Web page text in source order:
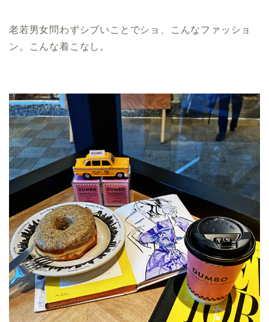
老若男女問わずシブいことでショ、こんなファッショ
ン。こんな着こなし。